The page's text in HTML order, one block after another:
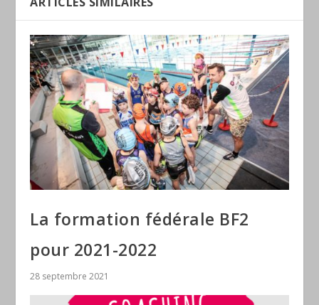
La formation fédérale BF2
pour 2021-2022
28 septembre 2021